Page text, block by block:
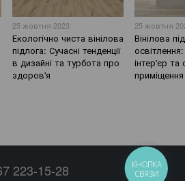
25 жовтня 2023
Екологічно чиста вінілова
підлога: Сучасні тенденції
в дизайні та турбота про
здоров'я
25 жовтня
Вінілова
інтер'єр та
приміщення
223-15-28
КНОПКА
СВЯЗИ